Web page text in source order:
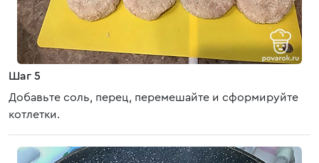
Шаг 5
Добавьте соль, перец, перемешайте и сформируйте
котлетки.